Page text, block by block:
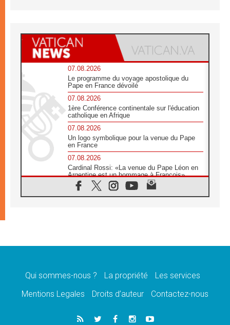
07.08.2026
Le programme du voyage apostolique du
Pape en France dévoilé
07.08.2026
1ère Conférence continentale sur l'éducation
catholique en Afrique
07.08.2026
Un logo symbolique pour la venue du Pape
en France
07.08.2026
Cardinal Rossi: «La venue du Pape Léon en
Argentine est un hommage à François»
07.08.2026
Hiroshima et Nagasaki, 81 ans après,
pour relever les «défis urgents»
À Sainte-Marie-Majeure, la grâce de Dieu
06.08.2026
Qui sommes-nous ? La propriété
Les services
Mentions Legales
Droits d’auteur Contactez-nous